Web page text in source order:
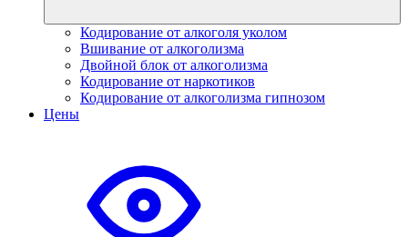
Кодирование от алкоголя уколом
Вшивание от алкоголизма
Двойной блок от алкоголизма
Кодирование от наркотиков
Кодирование от алкоголизма гипнозом
Цены